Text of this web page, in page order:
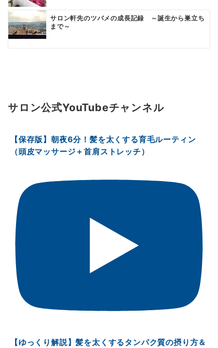
サロン軒先のツバメの成長記録 ～誕生から巣立ち
まで～
サロン公式YouTubeチャンネル
【保存版】朝夜6分！髪を太くする育毛ルーティン
（頭皮マッサージ＋首肩ストレッチ）
【ゆっくり解説】髪を太くするタンパク質の摂り方＆